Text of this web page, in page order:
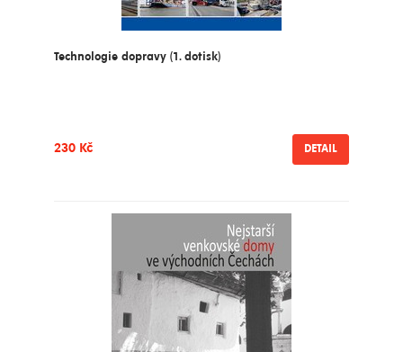
Technologie dopravy (1. dotisk)
230 Kč DETAIL